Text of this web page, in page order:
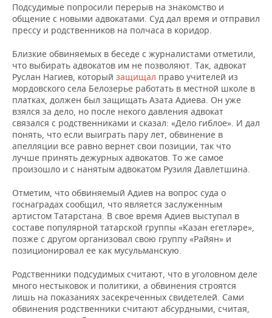
Подсудимые попросили перерыв на знакомство и
общение с новыми адвокатами. Суд дал время и отправил
прессу и родственников на полчаса в коридор.
Близкие обвиняемых в беседе с журналистами отметили,
что выбирать адвокатов им не позволяют. Так, адвокат
Руслан Нагиев, который защищал право учителей из
мордовского села Белозерье работать в местной школе в
платках, должен был защищать Азата Адиева. Он уже
взялся за дело, но после некого давления адвокат
связался с родственниками и сказал: «Дело гиблое». И дал
понять, что если выиграть пару лет, обвинение в
апелляции все равно вернет свои позиции, так что
лучше принять дежурных адвокатов. То же самое
произошло и с нанятым адвокатом Рузиля Давлетшина.
Отметим, что обвиняемый Адиев на вопрос суда о
госнаградах сообщил, что является заслуженным
артистом Татарстана. В свое время Адиев выступал в
составе популярной татарской группы «Казан егетләре»,
позже с другом организовал свою группу «Райян» и
позиционировал ее как мусульманскую.
Родственники подсудимых считают, что в уголовном деле
много нестыковок и политики, а обвинения строятся
лишь на показаниях засекреченных свидетелей. Сами
обвинения родственники считают абсурдными, считая,